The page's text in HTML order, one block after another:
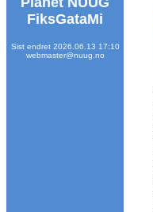
FiksGataMi
Sist endret 2026.06.13 17:10
webmaster@nuug.no